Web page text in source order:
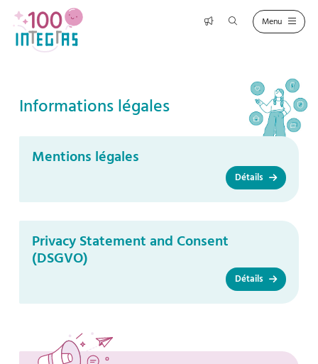
Informations légales
Mentions légales
Détails
Privacy Statement and Consent
(DSGVO)
Détails